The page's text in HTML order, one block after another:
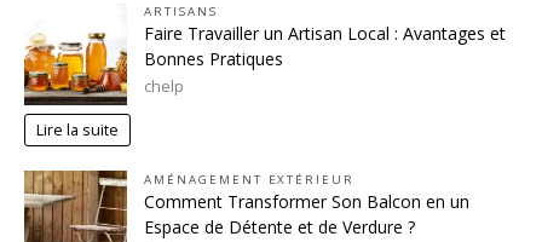
ARTISANS
Faire Travailler un Artisan Local : Avantages et
Bonnes Pratiques
chelp
Lire la suite
AMÉNAGEMENT EXTÉRIEUR
Comment Transformer Son Balcon en un
Espace de Détente et de Verdure ?